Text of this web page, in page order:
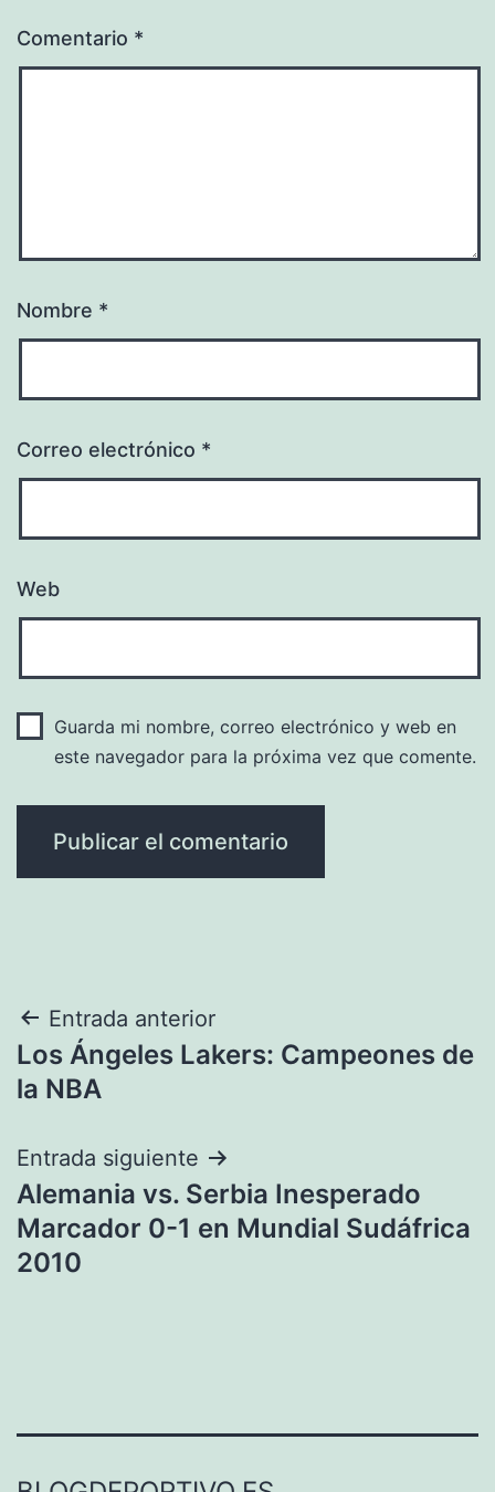
Comentario *
Nombre *
Correo electrónico *
Web
Guarda mi nombre, correo electrónico y web en
este navegador para la próxima vez que comente.
Navegación
de
Entrada anterior
Los Ángeles Lakers: Campeones de
la NBA
Entrada siguiente
Alemania vs. Serbia Inesperado
Marcador 0-1 en Mundial Sudáfrica
2010